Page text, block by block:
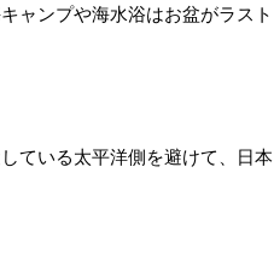
ャンプや海水浴はお盆がラスト
ている太平洋側を避けて、日本